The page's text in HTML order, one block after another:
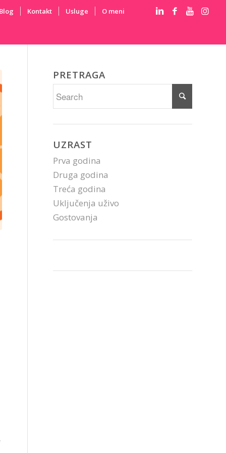
Blog Kontakt Usluge O meni
PRETRAGA
UZRAST
Prva godina
Druga godina
Treća godina
Uključenja uživo
Gostovanja